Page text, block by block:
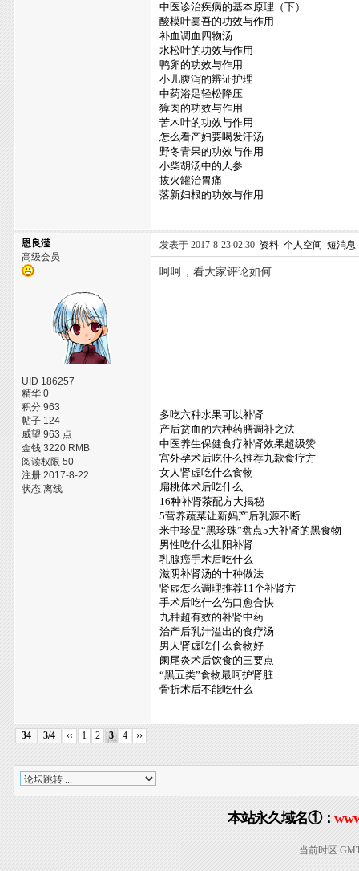
中医诊治疾病的基本原理（下）
酸模叶橐吾的功效与作用
补血调血四物汤
水松叶的功效与作用
鸭卵的功效与作用
小儿腹泻的辨证护理
中药浴足轻松降压
獐肉的功效与作用
苦木叶的功效与作用
怎么看产妇要喝发汗汤
野冬青果的功效与作用
小柴胡汤中的人参
拔火罐治胃痛
落新妇根的功效与作用
恩良滢
高级会员
UID 186257
精华 0
积分 963
帖子 124
威望 963 点
金钱 3220 RMB
阅读权限 50
注册 2017-8-22
状态 离线
发表于 2017-8-23 02:30 资料 个人空间 短消息
呵呵，看大家评论如何
多吃六种水果可以补肾
产后贫血的六种药膳调补之法
中医养生保健食疗补肾效果超级赞
宫外孕术后吃什么推荐九款食疗方
女人肾虚吃什么食物
扁桃体术后吃什么
16种补肾茶配方大揭秘
5营养蔬菜让新妈产后乳源不断
米中珍品“黑珍珠”盘点5大补肾的黑食物
男性吃什么壮阳补肾
乳腺癌手术后吃什么
滋阴补肾汤的十种做法
肾虚怎么调理推荐11个补肾方
手术后吃什么伤口愈合快
九种超有效的补肾中药
治产后乳汁溢出的食疗汤
男人肾虚吃什么食物好
阑尾炎术后饮食的三要点
“黑五类”食物最呵护肾脏
骨折术后不能吃什么
34 3/4 ‹‹ 1 2 3 4 ››
本站永久域名①：
当前时区